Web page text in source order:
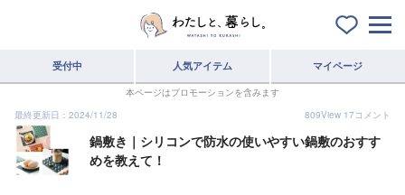
受付中 人気アイテム マイページ
本ページはプロモーションを含みます
最終更新日：2024/11/28
809View 17コメント
鍋敷き｜シリコンで防水の使いやすい鍋敷のおすす
めを教えて！